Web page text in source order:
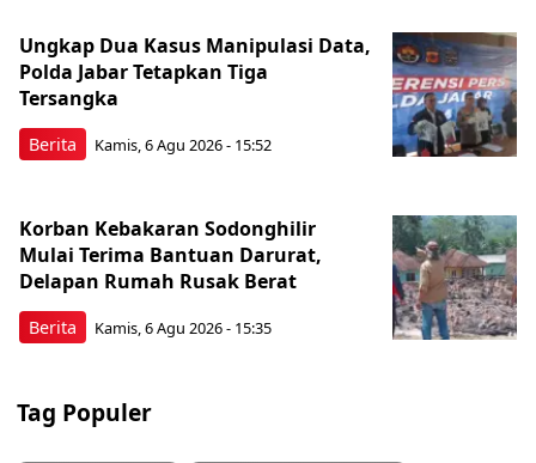
Berita
Ungkap Dua Kasus Manipulasi Data,
Polda Jabar Tetapkan Tiga
Tersangka
Kamis, 6 Agu 2026 - 15:52
Berita
Korban Kebakaran Sodonghilir
Mulai Terima Bantuan Darurat,
Delapan Rumah Rusak Berat
Kamis, 6 Agu 2026 - 15:35
Tag Populer